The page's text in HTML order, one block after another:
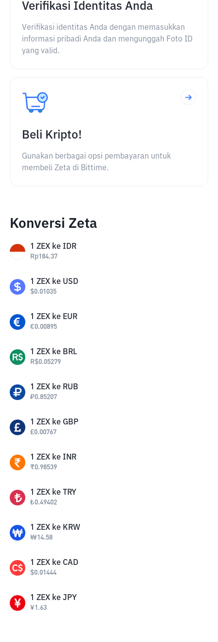
Verifikasi Identitas Anda
Verifikasi identitas Anda dengan memasukkan
informasi pribadi Anda dan mengunggah Foto ID
yang valid.
Beli Kripto!
Gunakan berbagai opsi pembayaran untuk
membeli Zeta di Bittime.
Konversi Zeta
1 ZEX ke IDR
Rp184.37
1 ZEX ke USD
$0.01035
1 ZEX ke EUR
€0.00895
1 ZEX ke BRL
R$0.05279
1 ZEX ke RUB
₽0.85207
1 ZEX ke GBP
£0.00767
1 ZEX ke INR
₹0.98539
1 ZEX ke TRY
₺0.49402
1 ZEX ke KRW
₩14.58
1 ZEX ke CAD
$0.01444
1 ZEX ke JPY
¥1.63